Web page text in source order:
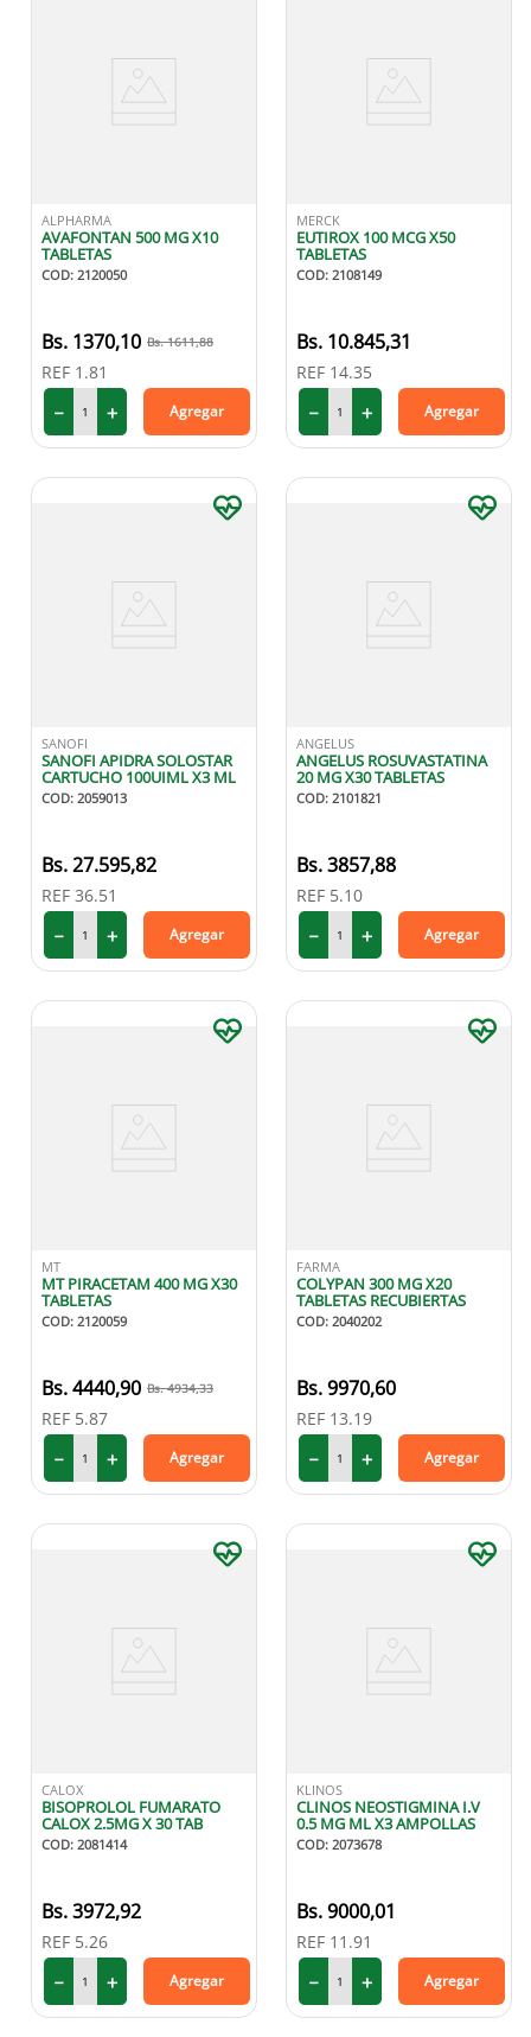
ALPHARMA
AVAFONTAN 500 MG X10
TABLETAS
COD: 2120050
1370,10 1611,88
REF 1.81
＋
－ Agregar
MERCK
EUTIROX 100 MCG X50
TABLETAS
COD: 2108149
10.845,31
REF 14.35
＋
－ Agregar
SANOFI
SANOFI APIDRA SOLOSTAR
CARTUCHO 100UIML X3 ML
COD: 2059013
27.595,82
REF 36.51
＋
－ Agregar
ANGELUS
ANGELUS ROSUVASTATINA
20 MG X30 TABLETAS
COD: 2101821
3857,88
REF 5.10
＋
－ Agregar
MT
MT PIRACETAM 400 MG X30
TABLETAS
COD: 2120059
4440,90 4934,33
REF 5.87
＋
－ Agregar
FARMA
COLYPAN 300 MG X20
TABLETAS RECUBIERTAS
COD: 2040202
9970,60
REF 13.19
＋
－ Agregar
CALOX
BISOPROLOL FUMARATO
CALOX 2.5MG X 30 TAB
COD: 2081414
3972,92
REF 5.26
＋
－ Agregar
KLINOS
CLINOS NEOSTIGMINA I.V
0.5 MG ML X3 AMPOLLAS
COD: 2073678
9000,01
REF 11.91
＋
－ Agregar